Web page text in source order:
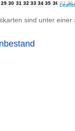
Leaflet
sind unter einer